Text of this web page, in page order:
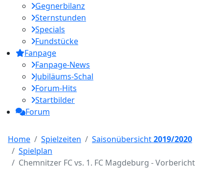
Gegnerbilanz
Sternstunden
Specials
Fundstücke
Fanpage
Fanpage-News
Jubiläums-Schal
Forum-Hits
Startbilder
Forum
Home Spielzeiten Saisonübersicht2019/2020
Spielplan
Chemnitzer FC vs. 1. FC Magdeburg - Vorbericht